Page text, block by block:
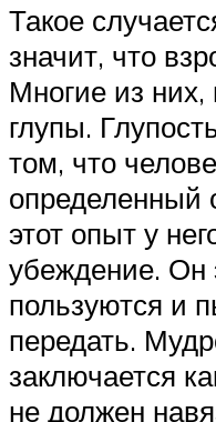
Такое
значит, что
Многие из них,
глупы.
том, что
определенный
этот опыт у
убеждение. Он
пользуются и
передать.
заключается
не должен